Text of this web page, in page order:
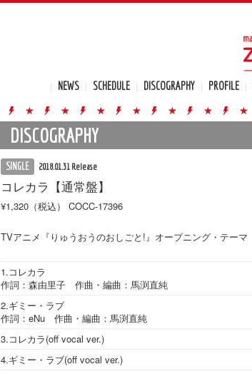
NEWS SCHEDULE DISCOGRAPHY PROFILE
DISCOGRAPHY
SINGLE 2018.01.31 Release
コレカラ【通常盤】
¥1,320（税込） COCC-17396
TVアニメ『りゅうおうのおしごと!』オープニング・テーマ
1.コレカラ
作詞：森由里子 作曲・編曲：馬渕直純
2.ギミー・ラブ
作詞：eNu 作曲・編曲：馬渕直純
3.コレカラ(off vocal ver.)
4.ギミー・ラブ(off vocal ver.)